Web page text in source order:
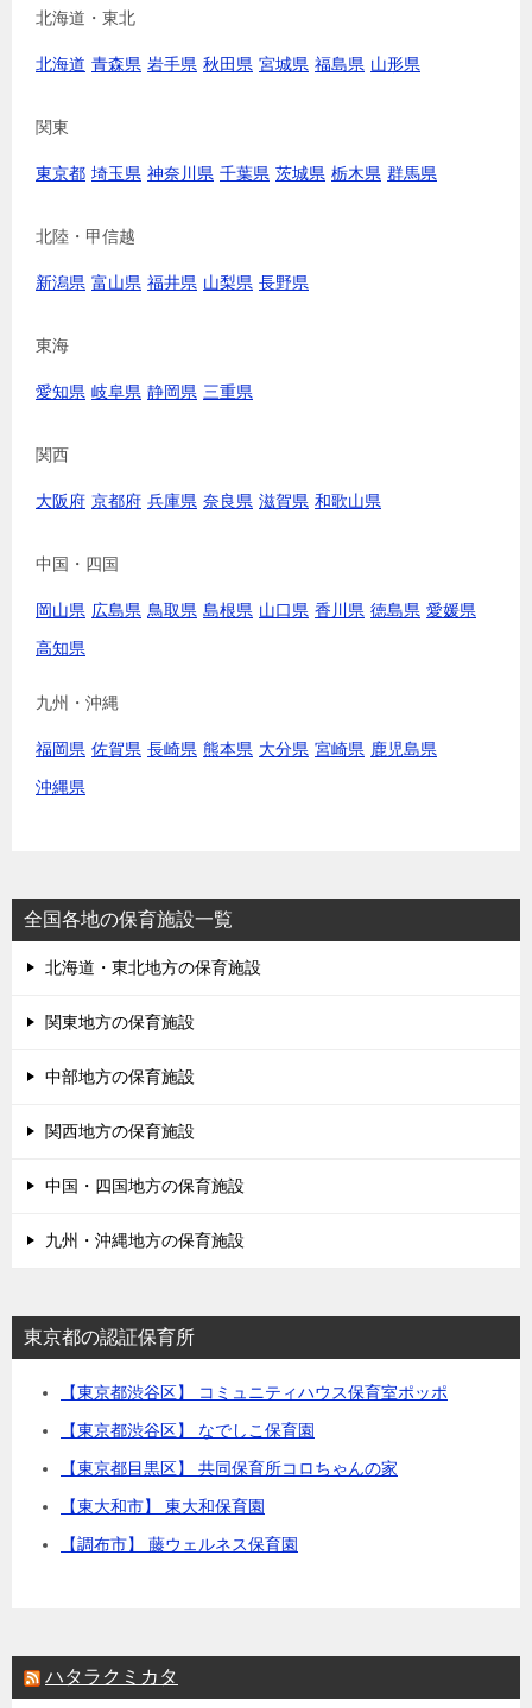
北海道・東北
北海道 青森県 岩手県 秋田県 宮城県 福島県 山形県
関東
東京都 埼玉県 神奈川県 千葉県 茨城県 栃木県 群馬県
北陸・甲信越
新潟県 富山県 福井県 山梨県 長野県
東海
愛知県 岐阜県 静岡県 三重県
関西
大阪府 京都府 兵庫県 奈良県 滋賀県 和歌山県
中国・四国
岡山県 広島県 鳥取県 島根県 山口県 香川県 徳島県 愛媛県
高知県
九州・沖縄
福岡県 佐賀県 長崎県 熊本県 大分県 宮崎県 鹿児島県
沖縄県
全国各地の保育施設一覧
北海道・東北地方の保育施設
関東地方の保育施設
中部地方の保育施設
関西地方の保育施設
中国・四国地方の保育施設
九州・沖縄地方の保育施設
東京都の認証保育所
【東京都渋谷区】 コミュニティハウス保育室ポッポ
【東京都渋谷区】 なでしこ保育園
【東京都目黒区】 共同保育所コロちゃんの家
【東大和市】 東大和保育園
【調布市】 藤ウェルネス保育園
ハタラクミカタ